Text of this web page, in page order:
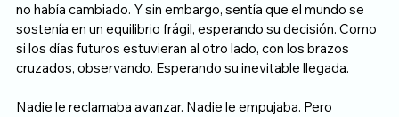
no había cambiado. Y sin embargo, sentía que el mundo se
sostenía en un equilibrio frágil, esperando su decisión. Como
si los días futuros estuvieran al otro lado, con los brazos
cruzados, observando. Esperando su inevitable llegada.
Nadie le reclamaba avanzar. Nadie le empujaba. Pero